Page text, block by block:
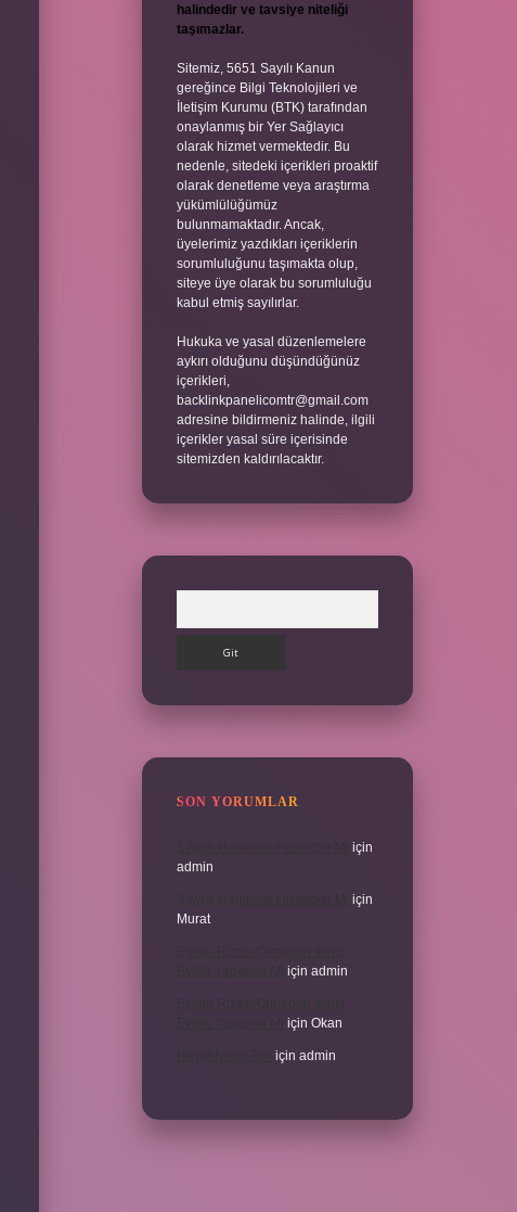
halindedir ve tavsiye niteliği
taşımazlar.
Sitemiz, 5651 Sayılı Kanun
gereğince Bilgi Teknolojileri ve
İletişim Kurumu (BTK) tarafından
onaylanmış bir Yer Sağlayıcı
olarak hizmet vermektedir. Bu
nedenle, sitedeki içerikleri proaktif
olarak denetleme veya araştırma
yükümlülüğümüz
bulunmamaktadır. Ancak,
üyelerimiz yazdıkları içeriklerin
sorumluluğunu taşımakta olup,
siteye üye olarak bu sorumluluğu
kabul etmiş sayılırlar.
Hukuka ve yasal düzenlemelere
aykırı olduğunu düşündüğünüz
içerikleri,
backlinkpanelicomtr@gmail.com
adresine bildirmeniz halinde, ilgili
içerikler yasal süre içerisinde
sitemizden kaldırılacaktır.
SON YORUMLAR
için
admin
için
Murat
için admin
için Okan
için admin